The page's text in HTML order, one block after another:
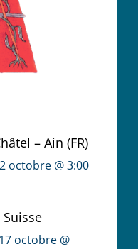
– Ain (FR)
octobre @ 3:00
17 octobre @